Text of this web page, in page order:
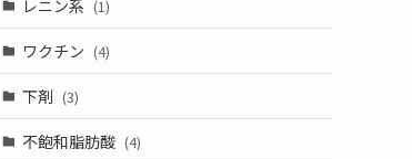
レニン系 (1)
ワクチン (4)
下剤 (3)
不飽和脂肪酸 (4)